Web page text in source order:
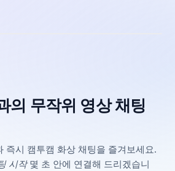
의 무작위 영상 채팅
즉시 캠투캠 화상 채팅을 즐겨보세요.
시작몇 초 안에 연결해 드리겠습니